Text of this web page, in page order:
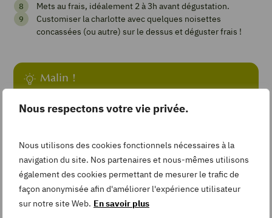
Nous respectons votre vie privée.
Nous utilisons des cookies fonctionnels nécessaires à la
navigation du site. Nos partenaires et nous-mêmes utilisons
également des cookies permettant de mesurer le trafic de
façon anonymisée afin d'améliorer l'expérience utilisateur
sur notre site Web. En savoir plus
Mets au frais, idéalement 2 à 3h avant dégustation.
Customiser la charlotte avec quelques noisettes
concassées (ou autre) sur le dessus et déguster frais !
Malin !
Teste ta créativité et joue avec les couleurs de ta charlotte
en combinant différents fruits, par exemple framboise et
ananas, mangue et fraise… et en imaginant de nouveaux
recette
Pin
Add
to
Collection
Créez un compte et laissez votre